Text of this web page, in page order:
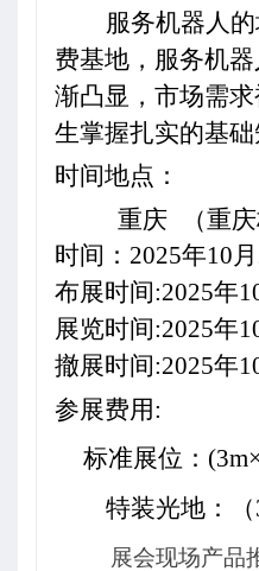
服务机器人
费基地，服务机
渐凸显，市场需求
生掌握扎实的基础
时间地点：
重庆 （重
时间：2025年10
布展时间:2025年
展览时间:2025年
撤展时间:2025年
参展费用:
标准展位：
特装光地：
展会现场产品